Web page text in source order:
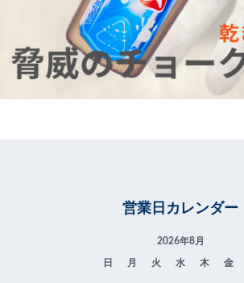
営業日カレンダー
2026年8月
日 月 火 水 木 金